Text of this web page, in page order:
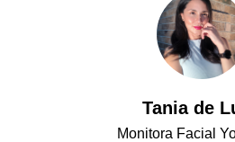
Tania de
Monitora Facial